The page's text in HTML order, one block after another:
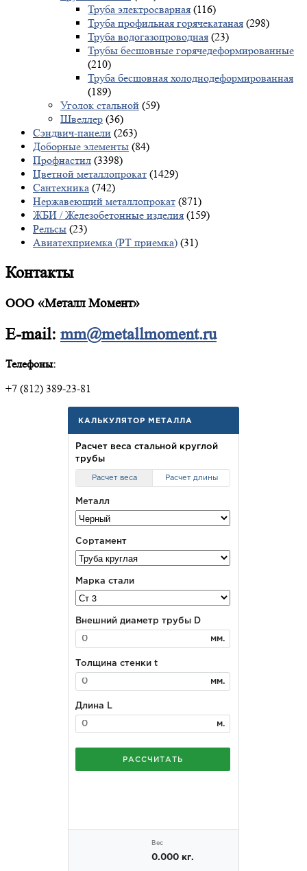
Труба электросварная (116)
Труба профильная горячекатаная (298)
Труба водогазопроводная (23)
Трубы бесшовные горячедеформированные
(210)
Труба бесшовная холоднодеформированная
(189)
Уголок стальной (59)
Швеллер (36)
Сэндвич-панели (263)
Доборные элементы (84)
Профнастил (3398)
Цветной металлопрокат (1429)
Сантехника (742)
Нержавеющий металлопрокат (871)
ЖБИ / Железобетонные изделия (159)
Рельсы (23)
Авиатехприемка (РТ приемка) (31)
Контакты
ООО «Металл Момент»
E-mail: mm@metallmoment.ru
Телефоны:
+7 (812) 389-23-81